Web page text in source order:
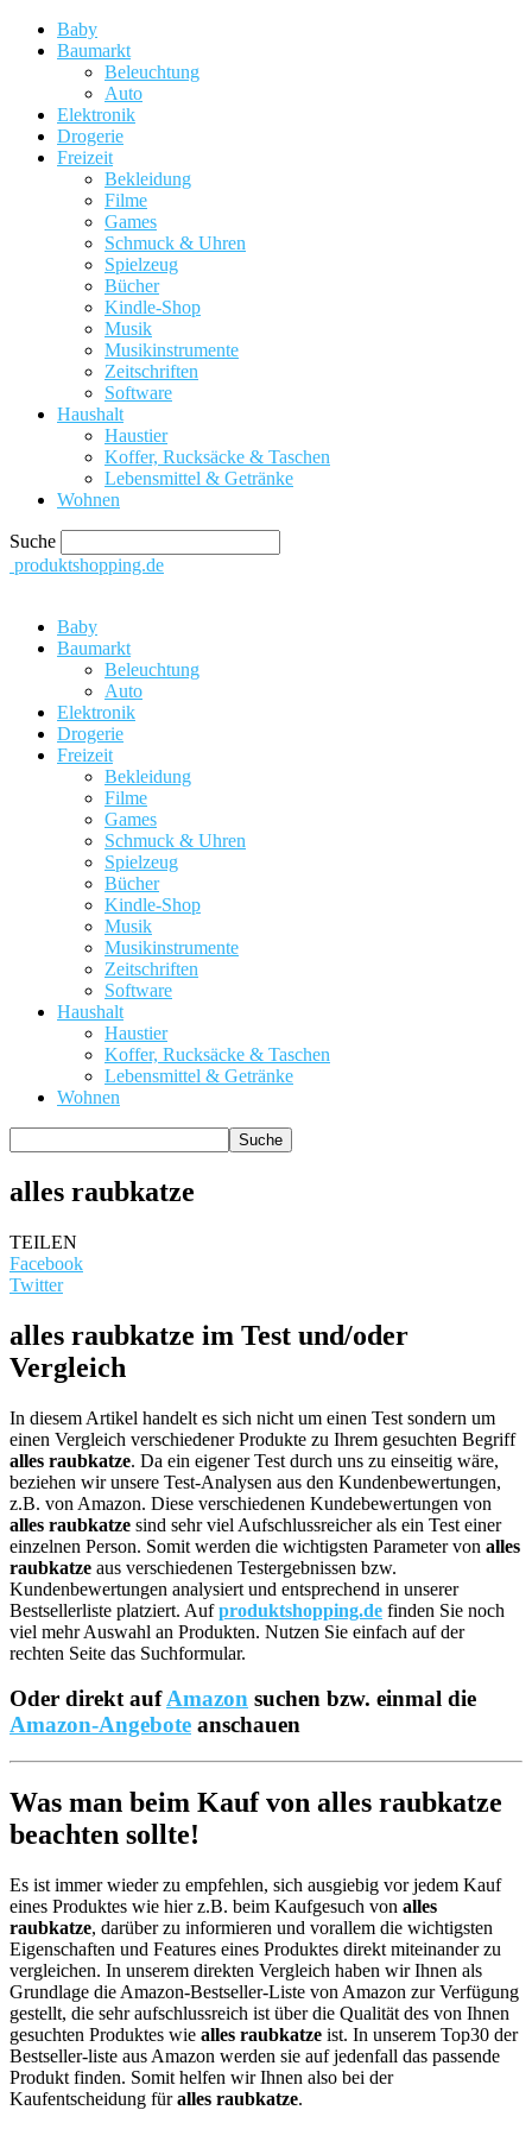
Baby
Baumarkt
Beleuchtung
Auto
Elektronik
Drogerie
Freizeit
Bekleidung
Filme
Games
Schmuck & Uhren
Spielzeug
Bücher
Kindle-Shop
Musik
Musikinstrumente
Zeitschriften
Software
Haushalt
Haustier
Koffer, Rucksäcke & Taschen
Lebensmittel & Getränke
Wohnen
Suche
produktshopping.de
Baby
Baumarkt
Beleuchtung
Auto
Elektronik
Drogerie
Freizeit
Bekleidung
Filme
Games
Schmuck & Uhren
Spielzeug
Bücher
Kindle-Shop
Musik
Musikinstrumente
Zeitschriften
Software
Haushalt
Haustier
Koffer, Rucksäcke & Taschen
Lebensmittel & Getränke
Wohnen
alles raubkatze
TEILEN
Facebook
Twitter
alles raubkatze im Test und/oder
Vergleich
In diesem Artikel handelt es sich nicht um einen Test sondern um
einen Vergleich verschiedener Produkte zu Ihrem gesuchten Begriff
alles raubkatze. Da ein eigener Test durch uns zu einseitig wäre,
beziehen wir unsere Test-Analysen aus den Kundenbewertungen,
z.B. von Amazon. Diese verschiedenen Kundebewertungen von
alles raubkatze sind sehr viel Aufschlussreicher als ein Test einer
einzelnen Person. Somit werden die wichtigsten Parameter von alles
raubkatze aus verschiedenen Testergebnissen bzw.
Kundenbewertungen analysiert und entsprechend in unserer
Bestsellerliste platziert. Aufproduktshopping.de finden Sie noch
viel mehr Auswahl an Produkten. Nutzen Sie einfach auf der
rechten Seite das Suchformular.
Oder direkt aufAmazon suchen bzw. einmal die
Amazon-Angebote anschauen
Was man beim Kauf von alles raubkatze
beachten sollte!
Es ist immer wieder zu empfehlen, sich ausgiebig vor jedem Kauf
eines Produktes wie hier z.B. beim Kaufgesuch von alles
raubkatze, darüber zu informieren und vorallem die wichtigsten
Eigenschaften und Features eines Produktes direkt miteinander zu
vergleichen. In unserem direkten Vergleich haben wir Ihnen als
Grundlage die Amazon-Bestseller-Liste von Amazon zur Verfügung
gestellt, die sehr aufschlussreich ist über die Qualität des von Ihnen
gesuchten Produktes wie alles raubkatze ist. In unserem Top30 der
Bestseller-liste aus Amazon werden sie auf jedenfall das passende
Produkt finden. Somit helfen wir Ihnen also bei der
Kaufentscheidung füralles raubkatze.